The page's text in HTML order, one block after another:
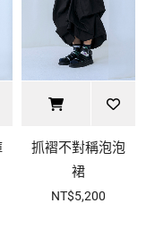
抓褶不對稱泡泡
裙
NT$5,200